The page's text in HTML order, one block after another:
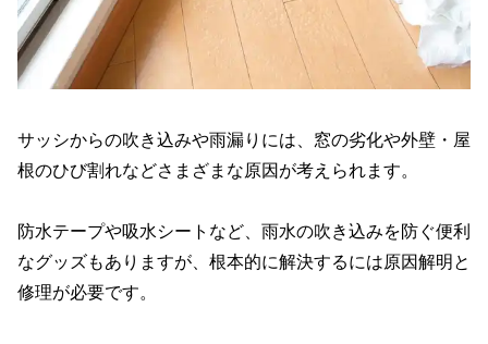
サッシからの吹き込みや雨漏りには、窓の劣化や外壁・屋
根のひび割れなどさまざまな原因が考えられます。
防水テープや吸水シートなど、雨水の吹き込みを防ぐ便利
なグッズもありますが、根本的に解決するには原因解明と
修理が必要です。